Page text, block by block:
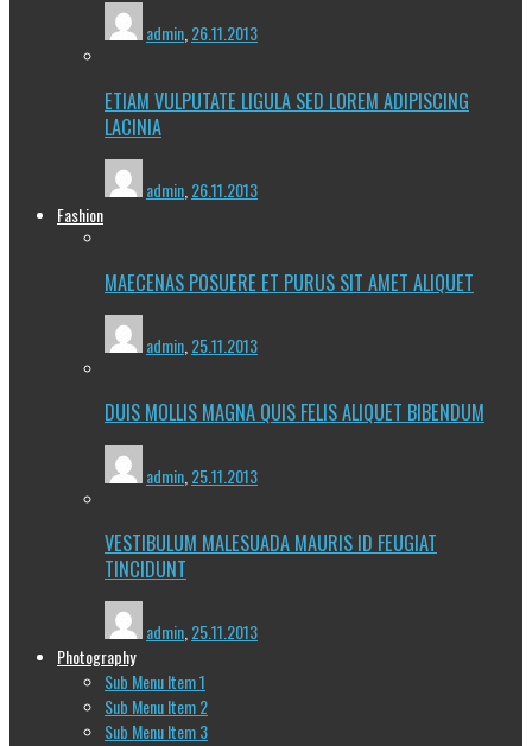
admin,26.11.2013
ETIAM VULPUTATE LIGULA SED LOREM ADIPISCING
LACINIA
admin 26.11.2013
Fashion
MAECENAS POSUERE ET PURUS SIT AMET ALIQUET
admin 25.11.2013
DUIS MOLLIS MAGNA QUIS FELIS ALIQUET BIBENDUM
admin 25.11.2013
VESTIBULUM MALESUADA MAURIS ID FEUGIAT
TINCIDUNT
admin,25.11.2013
Photography
Sub Menu Item 1
Sub Menu Item 2
Sub Menu Item 3